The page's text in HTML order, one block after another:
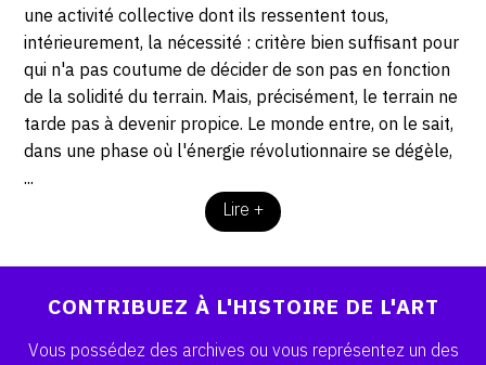
une activité collective dont ils ressentent tous,
intérieurement, la nécessité : critère bien suffisant pour
qui n'a pas coutume de décider de son pas en fonction
de la solidité du terrain. Mais, précisément, le terrain ne
tarde pas à devenir propice. Le monde entre, on le sait,
dans une phase où l'énergie révolutionnaire se dégèle,
...
Lire +
CONTRIBUEZ À L'HISTOIRE DE L'ART
Vous possédez des archives ou vous représentez un des